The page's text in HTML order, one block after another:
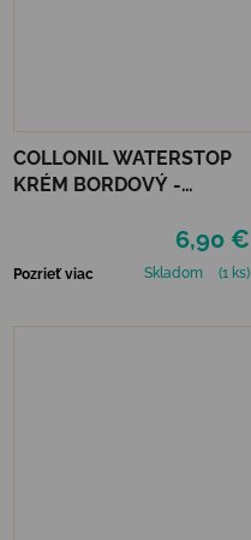
COLLONIL WATERSTOP
KRÉM BORDOVÝ -
6,90 €
Pozrieť viac Skladom (1 ks)